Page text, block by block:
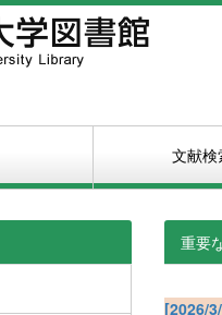
文献検
重要
[2026/